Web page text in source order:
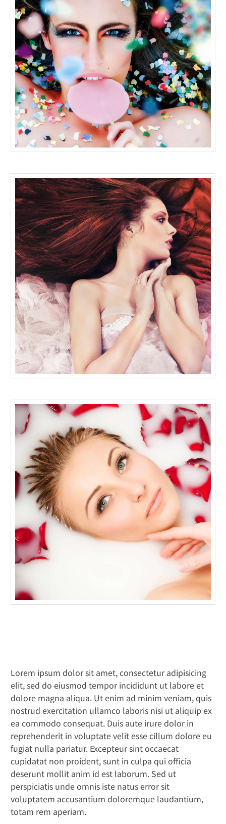
Lorem ipsum dolor sit amet, consectetur adipisicing
elit, sed do eiusmod tempor incididunt ut labore et
dolore magna aliqua. Ut enim ad minim veniam, quis
nostrud exercitation ullamco laboris nisi ut aliquip ex
ea commodo consequat. Duis aute irure dolor in
reprehenderit in voluptate velit esse cillum dolore eu
fugiat nulla pariatur. Excepteur sint occaecat
cupidatat non proident, sunt in culpa qui officia
deserunt mollit anim id est laborum. Sed ut
perspiciatis unde omnis iste natus error sit
voluptatem accusantium doloremque laudantium,
totam rem aperiam.